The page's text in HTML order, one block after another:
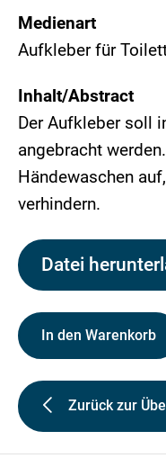
Medienart
Aufkleber für
Inhalt/Abstract
Der Aufkleber soll
angebracht
Händewaschen
verhindern.
Datei
In den Warenkorb
Zurück zur